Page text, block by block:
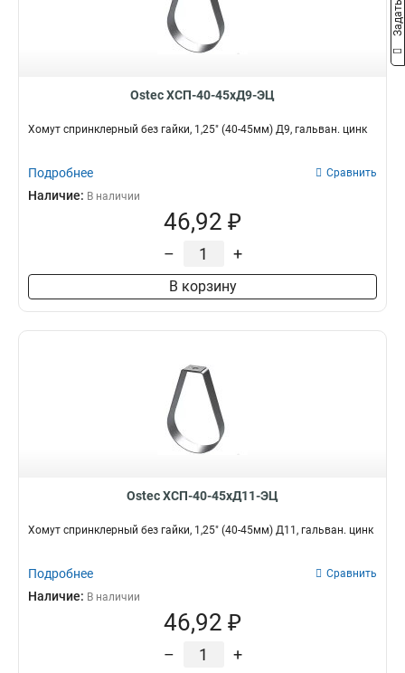
Ostec ХСП-40-45хД9-ЭЦ
Хомут спринклерный без гайки, 1,25" (40-45мм) Д9, гальван. цинк
Подробнее Сравнить
Наличие: В наличии
46,92 ₽
– +
В корзину
Ostec ХСП-40-45хД11-ЭЦ
Хомут спринклерный без гайки, 1,25" (40-45мм) Д11, гальван. цинк
Подробнее Сравнить
Наличие: В наличии
46,92 ₽
– +